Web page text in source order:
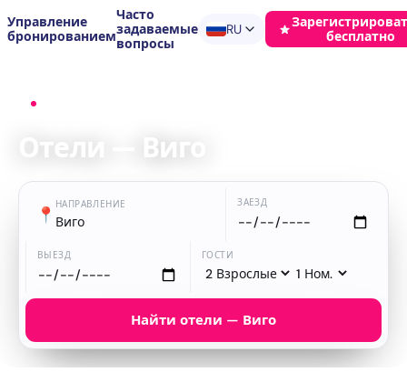
Управление
бронированием
Часто
задаваемые
вопросы
RU
бесплатно
Отели — Виго
📍 НАПРАВЛЕНИЕ
Виго
ЗАЕЗД
ВЫЕЗД ГОСТИ
Найти отели — Виго